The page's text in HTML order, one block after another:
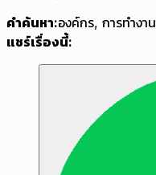
คำค้นหา:องค์กร, การทำงาน
แชร์เรื่องนี้: